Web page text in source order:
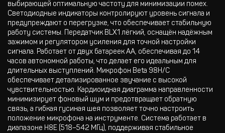
выбирающей оптимальную частоту для минимизации помех.
Светодиодные индикаторы контролируют уровень сигнала и
предупреждают о перегрузке, что обеспечивает стабильную
работу системы. Передатчик BLX1 лёгкий, оснащён надёжным
зажимом и регулятором усиления для точной настройки
сигнала. Работает от двух батареек AA, обеспечивая до 14
часов автономной работы, что делает его идеальным для
длительных выступлений. Микрофон Beta 98H/C
обеспечивает детализированное звучание с высокой
чувствительностью. Кардиоидная диаграмма направленности
минимизирует фоновый шум и предотвращает обратную
связь, а гибкая гусиная шея позволяет точно настроить
положение микрофона на инструменте. Система работает в
диапазоне H8E (518–542 МГц), поддерживая стабильное